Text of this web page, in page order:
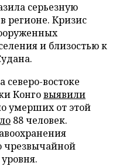
серьезную
регионе. Кризис
и близостью к
северо-востоке
Конговыявили
умерших от этой
88 человек.